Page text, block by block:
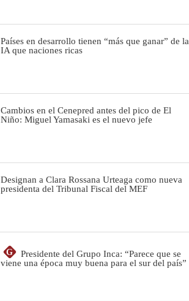
Países en desarrollo tienen “más que ganar” de la
IA que naciones ricas
Cambios en el Cenepred antes del pico de El
Niño: Miguel Yamasaki es el nuevo jefe
Designan a Clara Rossana Urteaga como nueva
presidenta del Tribunal Fiscal del MEF
G
Presidente del Grupo Inca: “Parece que se
viene una época muy buena para el sur del país”